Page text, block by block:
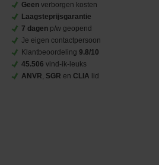
Geen verborgen kosten
Laagsteprijsgarantie
7 dagen p/w geopend
Je eigen contactpersoon
Klantbeoordeling 9.8/10
45.506 vind-ik-leuks
ANVR, SGR en CLIA lid